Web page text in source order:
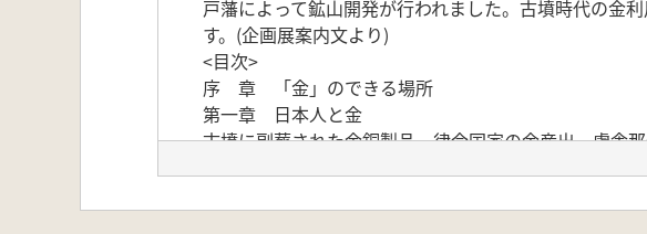
戸藩によって鉱山開発が行われました。古墳時代の金
す。(企画展案内文より)
<目次>
序 章 「金」のできる場所
第一章 日本人と金
古墳に副葬された金銅製品 律令国家の金産出 慮舎
戦国大名と金 佐竹氏の金山支配 江戸時代の金